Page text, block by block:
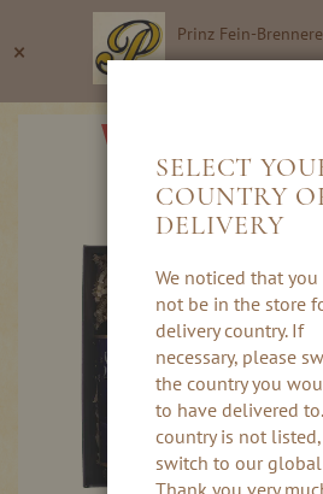
× Prinz Fein-
Inhalt
SELECT
COUNTRY
DELIVERY
We noticed that you
not be in the store
delivery country. If
necessary, please
the country you
to have delivered
country is not
switch to our global
Thank you very